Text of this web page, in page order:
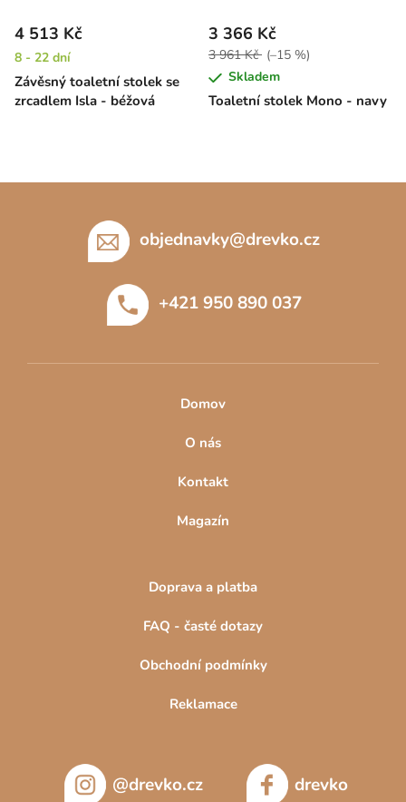
Závěsný toaletní stolek se
zrcadlem Isla - béžová
4 513 Kč
8 - 22 dní
Toaletní stolek Mono - navy
3 366 Kč
3 961 Kč (–15 %)
Skladem
objednavky@drevko.cz
+421 950 890 037
Domov
O nás
Kontakt
Magazín
Doprava a platba
FAQ - časté dotazy
Obchodní podmínky
Reklamace
@drevko.cz drevko